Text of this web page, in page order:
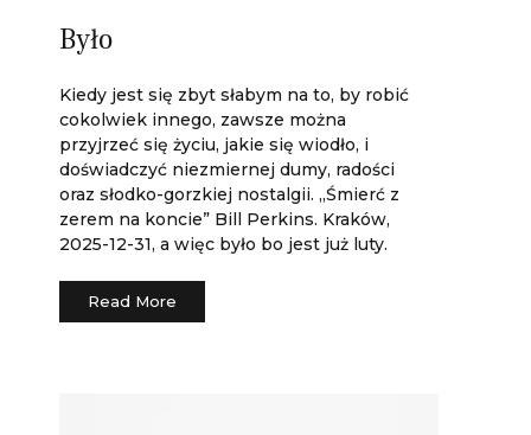
Było
Kiedy jest się zbyt słabym na to, by robić
cokolwiek innego, zawsze można
przyjrzeć się życiu, jakie się wiodło, i
doświadczyć niezmiernej dumy, radości
oraz słodko-gorzkiej nostalgii. „Śmierć z
zerem na koncie” Bill Perkins. Kraków,
2025-12-31, a więc było bo jest już luty.
Read More